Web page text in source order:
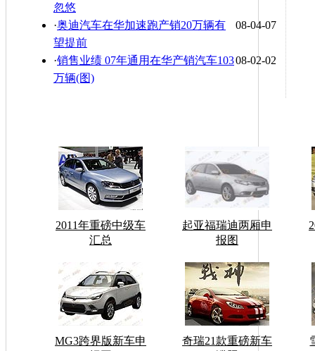
忽悠
08-04-07
·奥迪汽车在华加速跑产销20万辆有
望提前
08-02-02
·销售业绩 07年通用在华产销汽车103
万辆(图)
2011年重磅中级车
汇总
起亚福瑞迪两厢申
报图
MG3跨界版新车申
奇瑞21款重磅新车